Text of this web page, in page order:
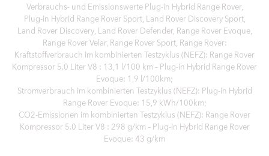
Verbrauchs- und Emissionswerte Plug‑in Hybrid Range Rover,
Plug‑in Hybrid Range Rover Sport, Land Rover Discovery Sport,
Land Rover Discovery, Land Rover Defender, Range Rover Evoque,
Range Rover Velar, Range Rover Sport, Range Rover:
Kraftstoffverbrauch im kombinierten Testzyklus (NEFZ): Range Rover
Kompressor 5.0 Liter V8 : 13,1 l/100 km – Plug-in Hybrid Range Rover
Evoque: 1,9 l/100km;
Stromverbrauch im kombinierten Testzyklus (NEFZ): Plug-in Hybrid
Range Rover Evoque: 15,9 kWh/100km;
CO2-Emissionen im kombinierten Testzyklus (NEFZ): Range Rover
Kompressor 5.0 Liter V8 : 298 g/km – Plug-in Hybrid Range Rover
Evoque: 43 g/km